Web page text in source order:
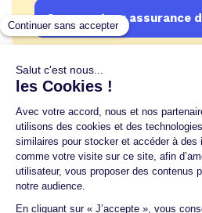
Comparateur assurance
Un crédit vous engage et
Vérifiez vos capacités de
vous
Aucun versement, de quelque